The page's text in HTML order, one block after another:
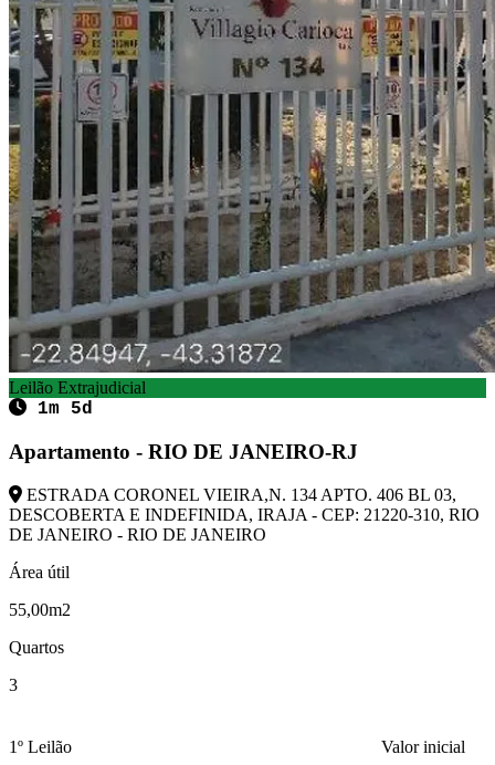
Leilão Extrajudicial
1m 5d
Apartamento - RIO DE JANEIRO-RJ
ESTRADA CORONEL VIEIRA,N. 134 APTO. 406 BL 03,
DESCOBERTA E INDEFINIDA, IRAJA - CEP: 21220-310, RIO
DE JANEIRO - RIO DE JANEIRO
Área útil
55,00m2
Quartos
3
1º Leilão
Valor inicial